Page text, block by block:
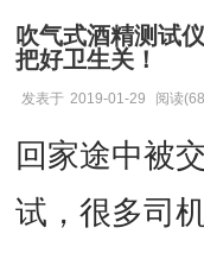
吹气式酒精测试
把好卫生关！
发表于 2019-01-29 阅读
回家途中被
试，很多司